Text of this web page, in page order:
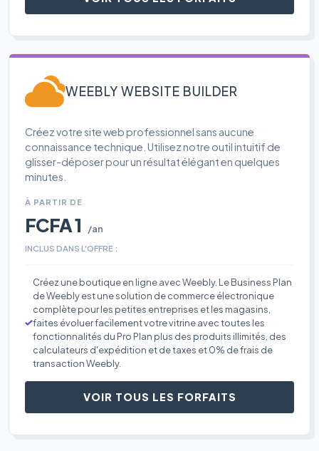
WEEBLY WEBSITE BUILDER
Créez votre site web professionnel sans aucune
connaissance technique. Utilisez notre outil intuitif de
glisser-déposer pour un résultat élégant en quelques
minutes.
À PARTIR DE
FCFA 1 /an
INCLUS DANS L'OFFRE :
Créez une boutique en ligne avec Weebly. Le Business Plan
de Weebly est une solution de commerce électronique
complète pour les petites entreprises et les magasins,
faites évoluer facilement votre vitrine avec toutes les
fonctionnalités du Pro Plan plus des produits illimités, des
calculateurs d'expédition et de taxes et 0% de frais de
transaction Weebly.
VOIR TOUS LES FORFAITS